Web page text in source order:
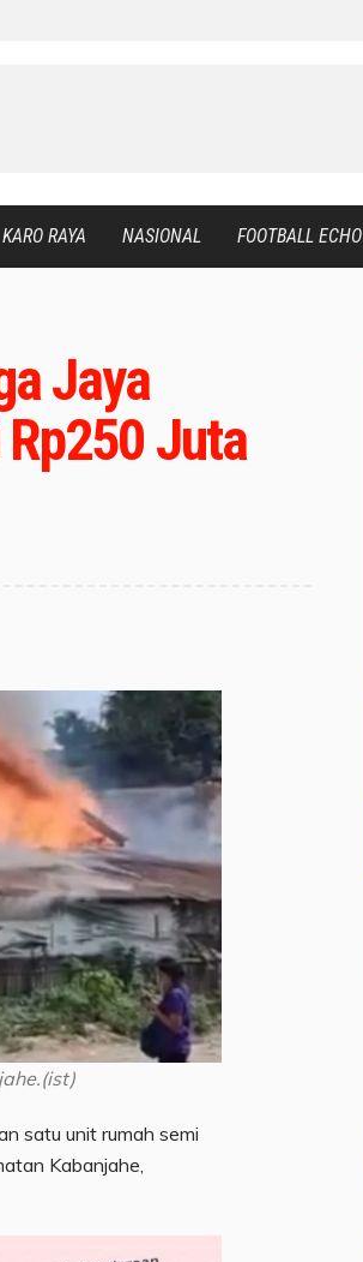
KARO RAYA NASIONAL FOOTBALL ECHO
Jaya
Juta
satu unit rumah semi
Kabanjahe,